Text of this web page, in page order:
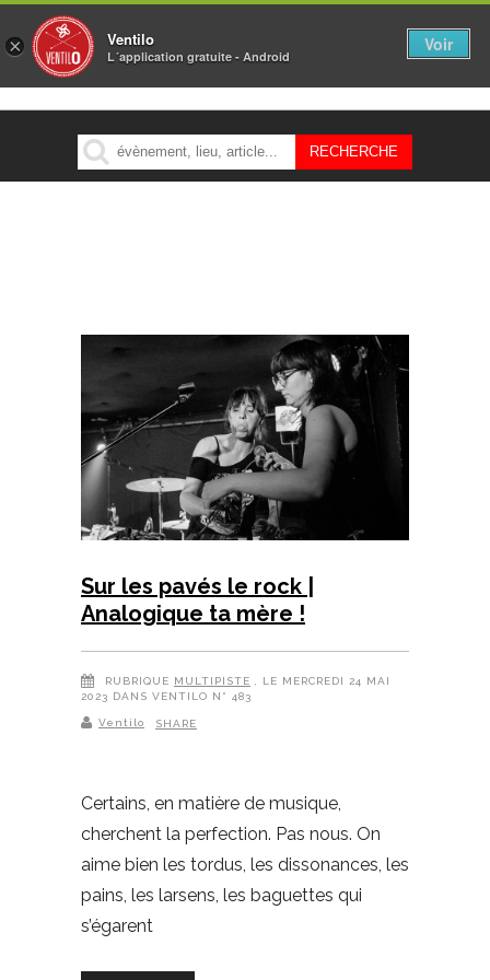
MENU
Sur les pavés le rock |
Analogique ta mère !
RUBRIQUE MULTIPISTE , LE MERCREDI 24 MAI
2023 DANS VENTILO N° 483
Ventilo SHARE
Certains, en matière de musique,
cherchent la perfection. Pas nous. On
aime bien les tordus, les dissonances, les
pains, les larsens, les baguettes qui
s’égarent
× Ventilo
L´application gratuite - Android
Voir